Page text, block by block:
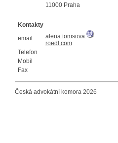
11000 Praha
Kontakty
email
alena.tomsova
roedl.com
Telefon
Mobil
Fax
Česká advokátní komora 2026